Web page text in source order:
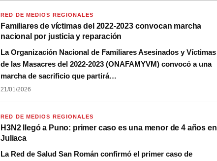
RED DE MEDIOS REGIONALES
Familiares de víctimas del 2022-2023 convocan marcha
nacional por justicia y reparación
La Organización Nacional de Familiares Asesinados y Víctimas
de las Masacres del 2022-2023 (ONAFAMYVM) convocó a una
marcha de sacrificio que partirá…
21/01/2026
RED DE MEDIOS REGIONALES
H3N2 llegó a Puno: primer caso es una menor de 4 años en
Juliaca
La Red de Salud San Román confirmó el primer caso de